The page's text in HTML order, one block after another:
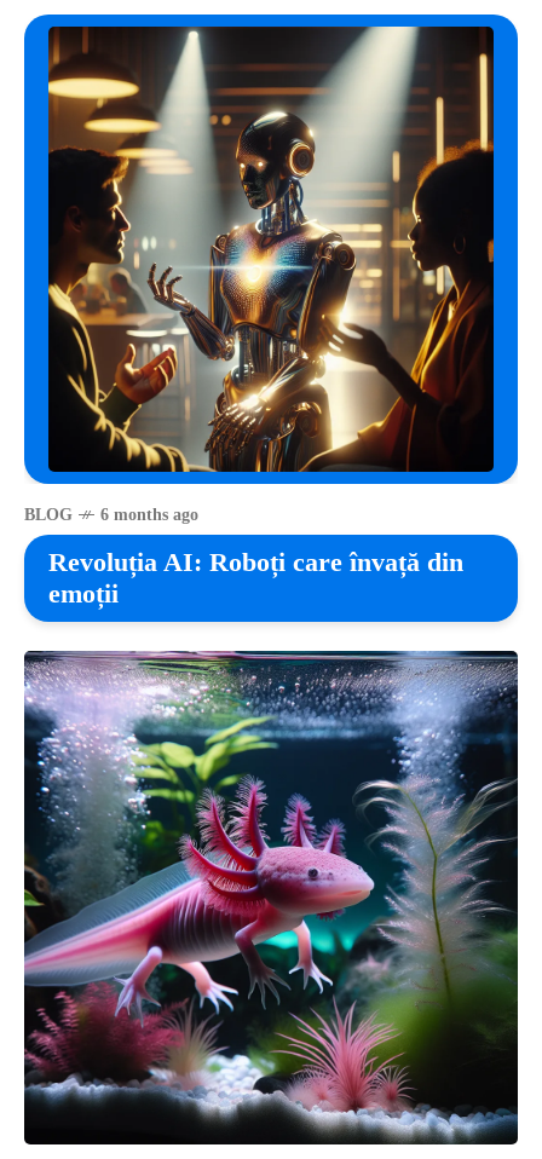
BLOG 6 months ago
Revoluția AI: Roboți care învață din
emoții